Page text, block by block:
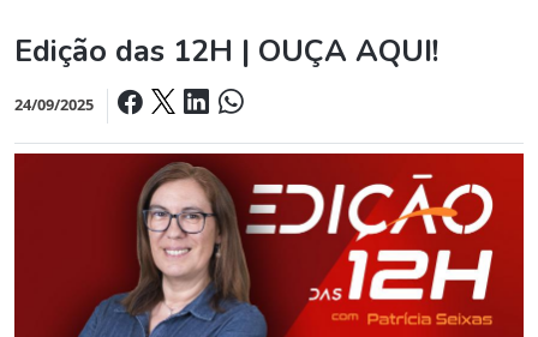
Edição das 12H | OUÇA AQUI!
24/09/2025